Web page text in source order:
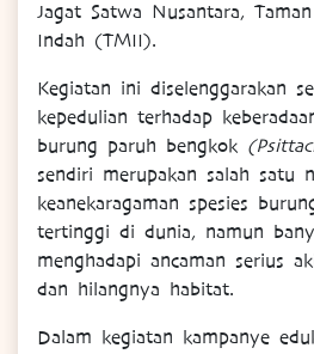
Jagat Satwa Nusantara,
Indah (TMII).
Kegiatan ini diselenggarakan
kepedulian terhadap
burung paruh bengkok
sendiri merupakan salah satu
keanekaragaman spesies
tertinggi di dunia, namun
menghadapi ancaman serius
dan hilangnya habitat.
Dalam kegiatan kampanye